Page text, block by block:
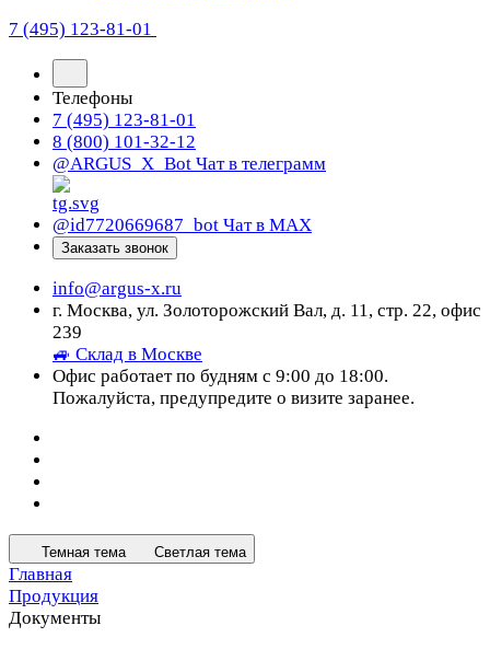
7 (495) 123-81-01
Телефоны
7 (495) 123-81-01
8 (800) 101-32-12
@ARGUS_X_Bot Чат в телеграмм
@id7720669687_bot Чат в МАХ
Заказать звонок
info@argus-x.ru
г. Москва, ул. Золоторожский Вал, д. 11, стр. 22, офис
239
🚙 Склад в Москве
Офис работает по будням с 9:00 до 18:00.
Пожалуйста, предупредите о визите заранее.
Темная тема Светлая тема
Главная
Продукция
Документы